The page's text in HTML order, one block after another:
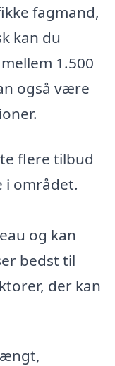
fagmand,
kan du
1.500
også være
flere tilbud
i området.
og kan
bedst til
der kan